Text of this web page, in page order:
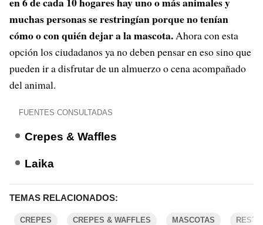
muchas personas se restringían porque no tenían
cómo o con quién dejar a la mascota.Ahora con esta
opción los ciudadanos ya no deben pensar en eso sino que
pueden ir a disfrutar de un almuerzo o cena acompañado
del animal.
FUENTES CONSULTADAS
Crepes & Waffles
Laika
TEMAS RELACIONADOS:
CREPES CREPES & WAFFLES MASCOTAS